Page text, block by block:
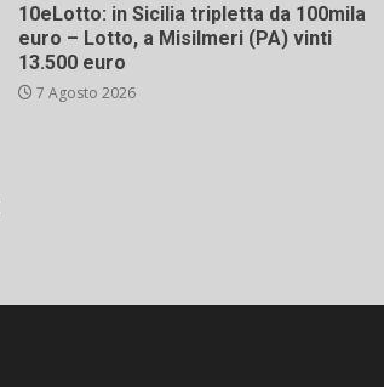
10eLotto: in Sicilia tripletta da 100mila
euro – Lotto, a Misilmeri (PA) vinti
13.500 euro
7 Agosto 2026